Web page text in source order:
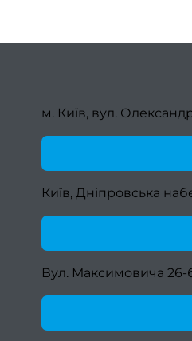
м. Київ, вул.
Київ, Дніпровська
Вул. Максимовича 26-